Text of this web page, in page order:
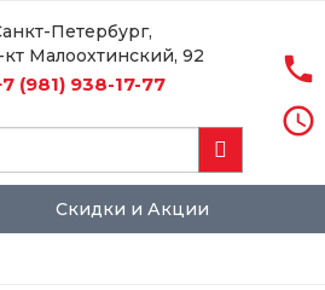
Петербург,
Малоохтинский, 92
(981) 938-17-77 local_phone
access_time
Скидки и Акции